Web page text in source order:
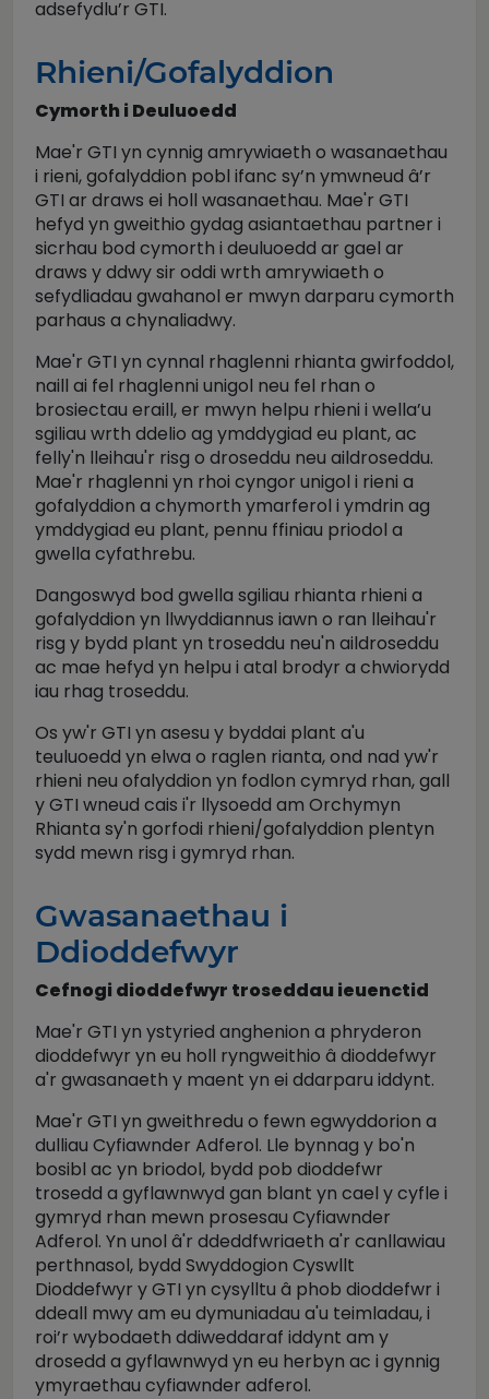
adsefydlu’r GTI.
Rhieni/Gofalyddion
Cymorth i Deuluoedd
Mae'r GTI yn cynnig amrywiaeth o wasanaethau
i rieni, gofalyddion pobl ifanc sy’n ymwneud â’r
GTI ar draws ei holl wasanaethau. Mae'r GTI
hefyd yn gweithio gydag asiantaethau partner i
sicrhau bod cymorth i deuluoedd ar gael ar
draws y ddwy sir oddi wrth amrywiaeth o
sefydliadau gwahanol er mwyn darparu cymorth
parhaus a chynaliadwy.
Mae'r GTI yn cynnal rhaglenni rhianta gwirfoddol,
naill ai fel rhaglenni unigol neu fel rhan o
brosiectau eraill, er mwyn helpu rhieni i wella’u
sgiliau wrth ddelio ag ymddygiad eu plant, ac
felly'n lleihau'r risg o droseddu neu aildroseddu.
Mae'r rhaglenni yn rhoi cyngor unigol i rieni a
gofalyddion a chymorth ymarferol i ymdrin ag
ymddygiad eu plant, pennu ffiniau priodol a
gwella cyfathrebu.
Dangoswyd bod gwella sgiliau rhianta rhieni a
gofalyddion yn llwyddiannus iawn o ran lleihau'r
risg y bydd plant yn troseddu neu'n aildroseddu
ac mae hefyd yn helpu i atal brodyr a chwiorydd
iau rhag troseddu.
Os yw'r GTI yn asesu y byddai plant a'u
teuluoedd yn elwa o raglen rianta, ond nad yw'r
rhieni neu ofalyddion yn fodlon cymryd rhan, gall
y GTI wneud cais i'r llysoedd am Orchymyn
Rhianta sy'n gorfodi rhieni/gofalyddion plentyn
sydd mewn risg i gymryd rhan.
Gwasanaethau i
Ddioddefwyr
Cefnogi dioddefwyr troseddau ieuenctid
Mae'r GTI yn ystyried anghenion a phryderon
dioddefwyr yn eu holl ryngweithio â dioddefwyr
a'r gwasanaeth y maent yn ei ddarparu iddynt.
Mae'r GTI yn gweithredu o fewn egwyddorion a
dulliau Cyfiawnder Adferol. Lle bynnag y bo'n
bosibl ac yn briodol, bydd pob dioddefwr
trosedd a gyflawnwyd gan blant yn cael y cyfle i
gymryd rhan mewn prosesau Cyfiawnder
Adferol. Yn unol â'r ddeddfwriaeth a'r canllawiau
perthnasol, bydd Swyddogion Cyswllt
Dioddefwyr y GTI yn cysylltu â phob dioddefwr i
ddeall mwy am eu dymuniadau a'u teimladau, i
roi’r wybodaeth ddiweddaraf iddynt am y
drosedd a gyflawnwyd yn eu herbyn ac i gynnig
ymyraethau cyfiawnder adferol.